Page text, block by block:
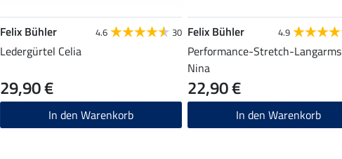
Felix Bühler 4.6 30
Ledergürtel Celia
29,90 €
In den Warenkorb
Felix Bühler 4.9
Performance-Stretch-
Nina
22,90 €
In den Warenkorb